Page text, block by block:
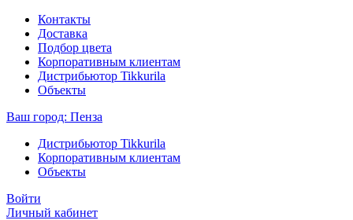
Контакты
Доставка
Подбор цвета
Корпоративным клиентам
Дистрибьютор Tikkurila
Объекты
Ваш город: Пенза
Дистрибьютор Tikkurila
Корпоративным клиентам
Объекты
Войти
Личный кабинет